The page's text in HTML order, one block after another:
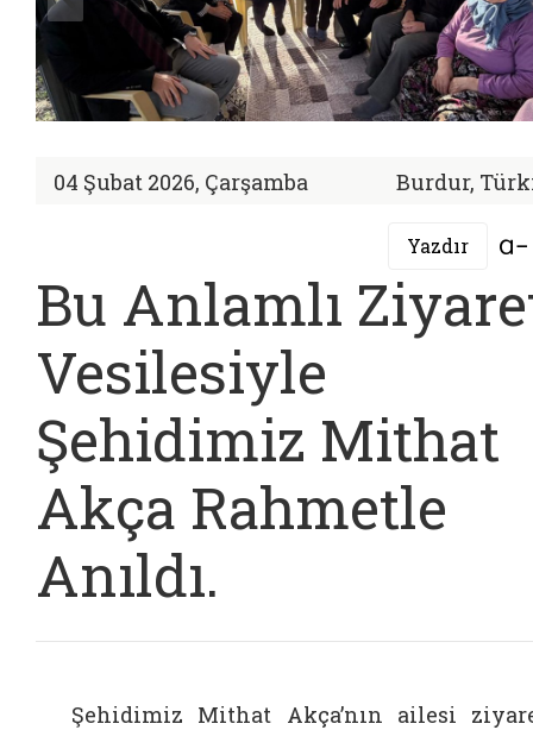
04 Şubat 2026, Çarşamba Burdur,
Yazdır
Bu Anlamlı
Vesilesiyle
Şehidimiz Mithat
Akça Rahmetle
Anıldı.
Şehidimiz Mithat Akça’nın ailesi